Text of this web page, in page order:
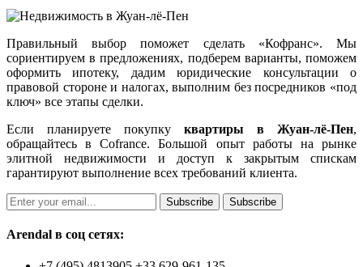
Правильный выбор поможет сделать «Кофранс». Мы
сориентируем в предложениях, подберем варианты, поможем
оформить ипотеку, дадим юридические консультации о
правовой стороне и налогах, выполним без посредников «под
ключ» все этапы сделки.
Если планируете покупку квартиры в Жуан-лё-Пен,
обращайтесь в Cofrance. Большой опыт работы на рынке
элитной недвижимости и доступ к закрытым спискам
гарантируют выполнение всех требований клиента.
Subscribe Subscribe
Arendal в соц сетях: